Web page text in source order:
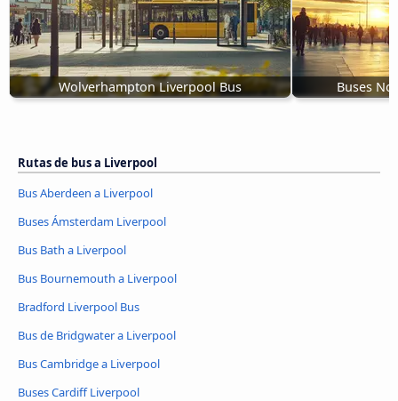
Wolverhampton Liverpool Bus Buses
Rutas de bus a Liverpool
Bus Aberdeen a Liverpool
Buses Ámsterdam Liverpool
Bus Bath a Liverpool
Bus Bournemouth a Liverpool
Bradford Liverpool Bus
Bus de Bridgwater a Liverpool
Bus Cambridge a Liverpool
Buses Cardiff Liverpool